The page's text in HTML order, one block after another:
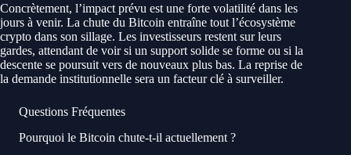
Concrètement, l’impact prévu est une forte volatilité dans les
jours à venir. La chute du Bitcoin entraîne tout l’écosystème
crypto dans son sillage. Les investisseurs restent sur leurs
gardes, attendant de voir si un support solide se forme ou si la
descente se poursuit vers de nouveaux plus bas. La reprise de
la demande institutionnelle sera un facteur clé à surveiller.
Questions Fréquentes
Pourquoi le Bitcoin chute-t-il actuellement ?